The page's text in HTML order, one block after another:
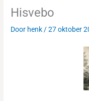
Hisvebo
Door henk /27 oktober